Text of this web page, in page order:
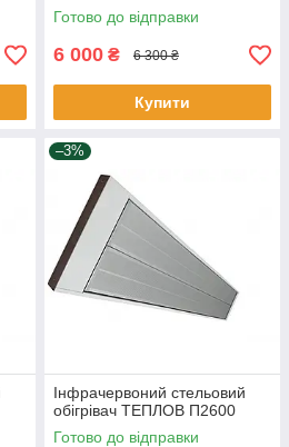
Готово до відправки
6 000 ₴ 6 300 ₴
Купити
–3%
Інфрачервоний стельовий
обігрівач ТЕПЛОВ П2600
Готово до відправки